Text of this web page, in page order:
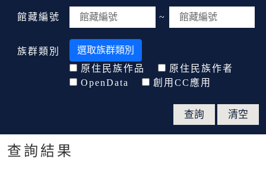
館藏編號 ~
族群類別
選取族群類別
原住民族作品
原住民族作者
OpenData
創用CC應用
查詢結果